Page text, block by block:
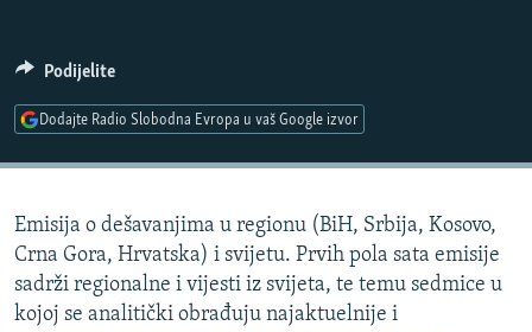
DNEVNO@RSE
SPECIJALI RSE
POPLAVE I KLIZIŠTA U BIH 2024.
TV LIBERTY
POST SCRIPTUM
PRATITE NAS
Sve RFE/RL stranice
Podijelite
Dodajte Radio Slobodna Evropa u vaš Google izvor
Emisija o dešavanjima u regionu (BiH, Srbija, Kosovo,
Crna Gora, Hrvatska) i svijetu. Prvih pola sata emisije
sadrži regionalne i vijesti iz svijeta, te temu sedmice u
kojoj se analitički obrađuju najaktuelnije i